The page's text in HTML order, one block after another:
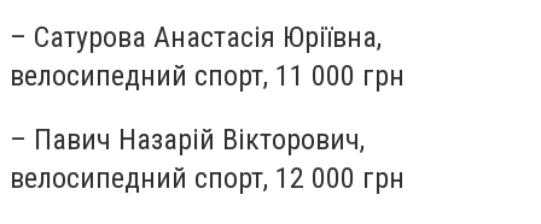
– Сатурова Анастасія Юріївна,
велосипедний спорт, 11 000 грн
– Павич Назарій Вікторович,
велосипедний спорт, 12 000 грн